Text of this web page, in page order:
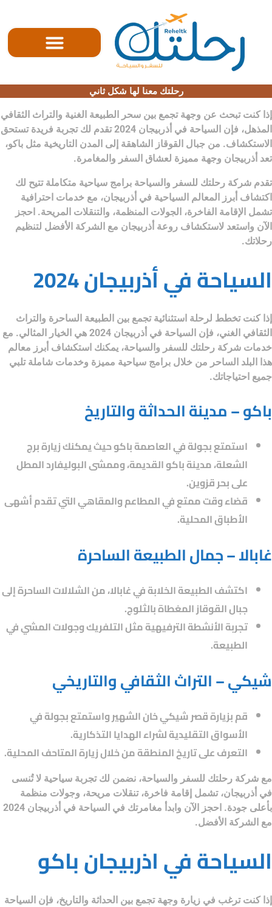
رحلتك معنا لها شكل ثاني
إذا كنت تبحث عن وجهة تجمع بين سحر الطبيعة الغنية والتراث الثقافي
المذهل، فإن السياحة في أذربيجان 2024
تقدم لك تجربة فريدة تستحق
الاستكشاف. من جبال القوقاز الشاهقة إلى المدن التاريخية مثل باكو،
تعد أذربيجان وجهة مميزة لعشاق السفر والمغامرة.
تقدم شركة رحلتك للسفر والسياحة برامج سياحية متكاملة تتيح لك
اكتشاف أبرز المعالم السياحية في أذربيجان، مع خدمات احترافية
تشمل الإقامة الفاخرة، الجولات المنظمة، والتنقلات المريحة. احجز
الآن واستعد لاستكشاف روعة أذربيجان مع الشركة الأفضل لتنظيم
رحلاتك.
السياحة في أذربيجان 2024
إذا كنت تخطط لرحلة استثنائية تجمع بين الطبيعة الساحرة والتراث
الثقافي الغني، فإن السياحة في أذربيجان 2024
هي الخيار المثالي. مع
خدمات شركة رحلتك للسفر والسياحة، يمكنك استكشاف أبرز معالم
هذا البلد الساحر من خلال برامج سياحية مميزة وخدمات شاملة تلبي
جميع احتياجاتك.
باكو – مدينة الحداثة والتاريخ
استمتع بجولة في العاصمة باكو حيث يمكنك زيارة برج
الشعلة، مدينة باكو القديمة، وممشى البوليفارد المطل
على بحر قزوين.
قضاء وقت ممتع في المطاعم والمقاهي التي تقدم أشهى
الأطباق المحلية.
غابالا – جمال الطبيعة الساحرة
اكتشف الطبيعة الخلابة في غابالا، من الشلالات الساحرة إلى
جبال القوقاز المغطاة بالثلوج.
تجربة الأنشطة الترفيهية مثل التلفريك وجولات المشي في
الطبيعة.
شيكي – التراث الثقافي والتاريخي
قم بزيارة قصر شيكي خان الشهير واستمتع بجولة في
الأسواق التقليدية لشراء الهدايا التذكارية.
التعرف على تاريخ المنطقة من خلال زيارة المتاحف المحلية.
مع شركة رحلتك للسفر والسياحة، نضمن لك تجربة سياحية لا تُنسى
في أذربيجان، تشمل إقامة فاخرة، تنقلات مريحة، وجولات منظمة
بأعلى جودة. احجز الآن وابدأ مغامرتك في السياحة في أذربيجان 2024
مع الشركة الأفضل.
السياحة في اذربيجان باكو
إذا كنت ترغب في زيارة وجهة تجمع بين الحداثة والتاريخ، فإن السياحة